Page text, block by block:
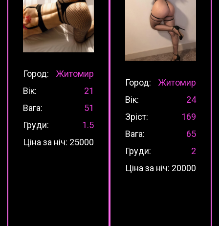
Город:
Житомир
Вік:
21
Вага:
51
Груди:
1.5
Ціна за ніч: 25000
Город:
Житомир
Вік:
24
Зріст:
169
Вага:
65
Груди:
2
Ціна за ніч: 20000